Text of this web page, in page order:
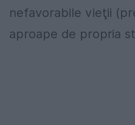
nefavorabile vieţii
aproape de propria